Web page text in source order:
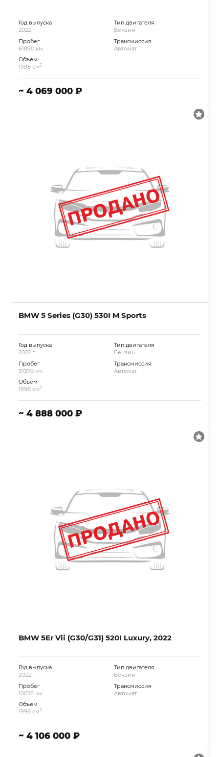
Год выпуска
2022 г.
Пробег
61890 км.
Объём
1998 см3
Тип двигателя
Бензин
Трансмиссия
Автомат
~ 4 069 000 ₽
BMW 5 Series (G30) 530I M Sports
Год выпуска
2022 г.
Пробег
37270 км.
Объём
1998 см3
Тип двигателя
Бензин
Трансмиссия
Автомат
~ 4 888 000 ₽
BMW 5Er Vii (G30/G31) 520I Luxury, 2022
Год выпуска
2022 г.
Пробег
10028 км.
Объём
1998 см3
Тип двигателя
Бензин
Трансмиссия
Автомат
~ 4 106 000 ₽